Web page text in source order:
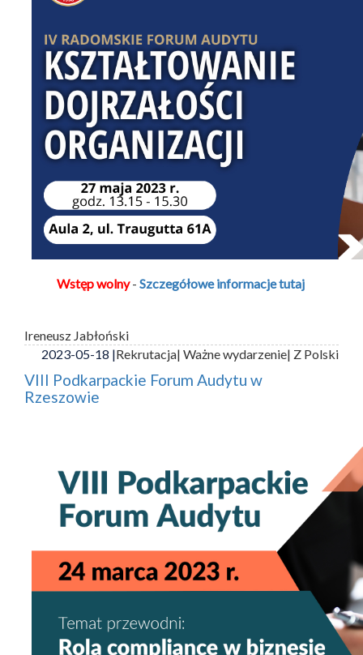
Wstęp wolny- Szczegółowe informacje tutaj
Ireneusz Jabłoński
2023-05-18 |Rekrutacja| Ważne wydarzenie| Z Polski
VIII Podkarpackie Forum Audytu w
Rzeszowie